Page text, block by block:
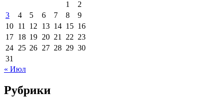
1
2
3
4 5 6 7 8
9
10 11 12 13 14 15 16
17 18 19 20 21 22 23
24 25 26 27 28 29 30
31
« Июл
Рубрики